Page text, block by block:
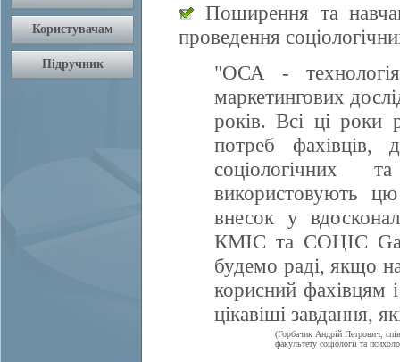
Поширення та
проведення
"ОСА -
маркетингових
років. Всі ці роки
потреб фахівців,
соціологічних
використовують
внесок у
КМІС та СОЦІС
будемо раді, якщо
корисний фахівцям
цікавіші завдання,
(Горбачик Андрій Петрович,
факультету соціології та